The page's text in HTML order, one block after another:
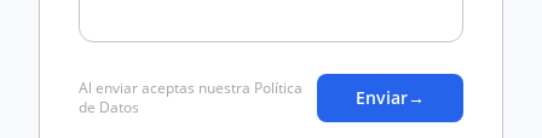
Al enviar aceptas nuestra Política
de Datos
Enviar→